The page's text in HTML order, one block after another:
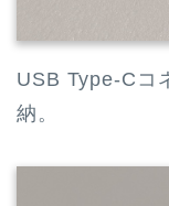
USB Type-Cコ
納。